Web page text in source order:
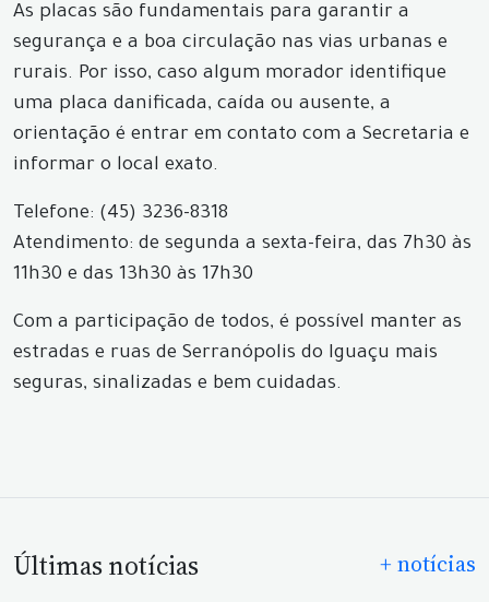
As placas são fundamentais para garantir a
segurança e a boa circulação nas vias urbanas e
rurais. Por isso, caso algum morador identifique
uma placa danificada, caída ou ausente, a
orientação é entrar em contato com a Secretaria e
informar o local exato.
Telefone: (45) 3236-8318
Atendimento: de segunda a sexta-feira, das 7h30 às
11h30 e das 13h30 às 17h30
Com a participação de todos, é possível manter as
estradas e ruas de Serranópolis do Iguaçu mais
seguras, sinalizadas e bem cuidadas.
Últimas notícias + notícias